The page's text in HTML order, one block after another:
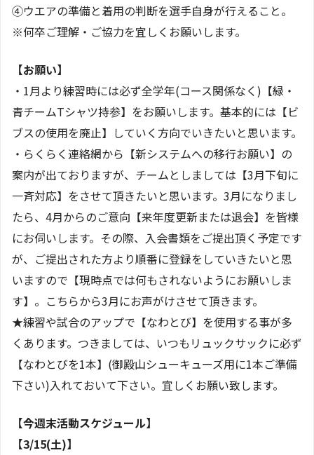
④ウエアの準備と着用の判断を選手自身が行えること。
※何卒ご理解・ご協力を宜しくお願いします。
【お願い】
・1月より練習時には必ず全学年(コース関係なく)【緑・
青チームTシャツ持参】をお願いします。基本的には【ビ
ブスの使用を廃止】していく方向でいきたいと思います。
・らくらく連絡網から【新システムへの移行お願い】の
案内が出ておりますが、チームとしましては【3月下旬に
一斉対応】をさせて頂きたいと思います。3月になりまし
たら、4月からのご意向【来年度更新または退会】を皆様
にお伺いします。その際、入会書類をご提出頂く予定です
が、ご提出された方より順番に登録をしていきたいと思
いますので【現時点では何もされないようにお願いしま
す】。こちらから3月にお声がけさせて頂きます。
★練習や試合のアップで【なわとび】を使用する事が多
くあります。つきましては、いつもリュックサックに必ず
【なわとびを1本】(御殿山シューキューズ用に1本ご準備
下さい)入れておいて下さい。宜しくお願い致します。
【今週末活動スケジュール】
【3/15(土)】